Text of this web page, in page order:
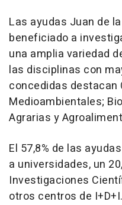
Las ayudas Juan de
beneficiado a
una amplia variedad
las disciplinas con
concedidas destacan
Medioambientales;
Agrarias y
El 57,8% de las
a universidades, un
Investigaciones
otros centros de I+D+I.